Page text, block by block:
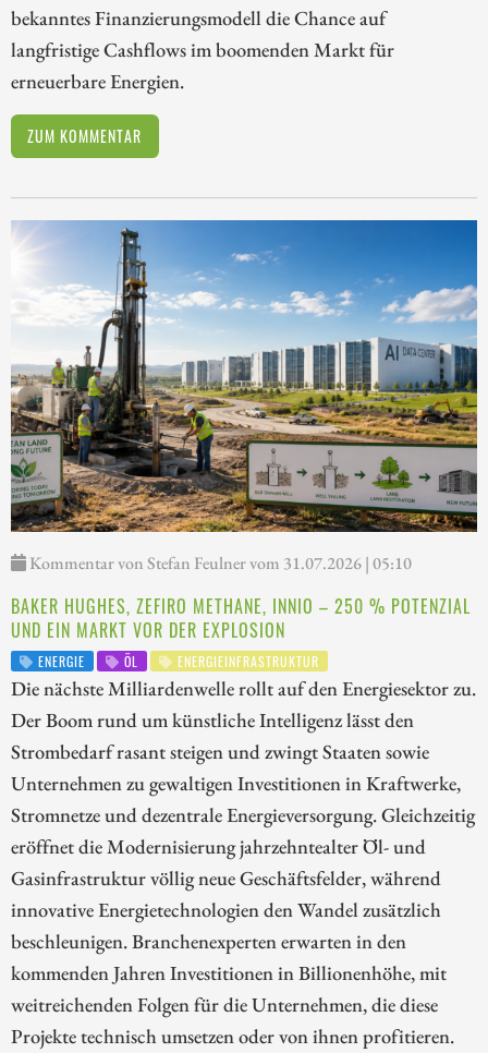
bekanntes Finanzierungsmodell die Chance auf
langfristige Cashflows im boomenden Markt für
erneuerbare Energien.
ZUM KOMMENTAR
Kommentar von Stefan Feulner vom 31.07.2026 | 05:10
BAKER HUGHES, ZEFIRO METHANE, INNIO – 250 % POTENZIAL
UND EIN MARKT VOR DER EXPLOSION
ENERGIE ÖL ENERGIEINFRASTRUKTUR
Die nächste Milliardenwelle rollt auf den Energiesektor zu.
Der Boom rund um künstliche Intelligenz lässt den
Strombedarf rasant steigen und zwingt Staaten sowie
Unternehmen zu gewaltigen Investitionen in Kraftwerke,
Stromnetze und dezentrale Energieversorgung. Gleichzeitig
eröffnet die Modernisierung jahrzehntealter Öl- und
Gasinfrastruktur völlig neue Geschäftsfelder, während
innovative Energietechnologien den Wandel zusätzlich
beschleunigen. Branchenexperten erwarten in den
kommenden Jahren Investitionen in Billionenhöhe, mit
weitreichenden Folgen für die Unternehmen, die diese
Projekte technisch umsetzen oder von ihnen profitieren.